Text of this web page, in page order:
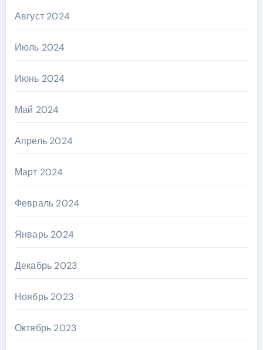
Август 2024
Июль 2024
Июнь 2024
Май 2024
Апрель 2024
Март 2024
Февраль 2024
Январь 2024
Декабрь 2023
Ноябрь 2023
Октябрь 2023